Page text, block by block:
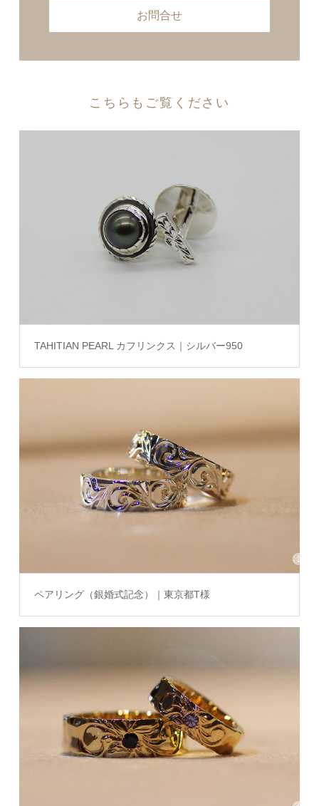
お問合せ
こちらもご覧ください
TAHITIAN PEARL カフリンクス｜シルバー950
ペアリング（銀婚式記念）｜東京都T様